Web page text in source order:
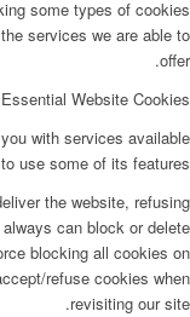
some types of cookies
services we are able to
offer.
Essential Website Cookies
with services available
use some of its features.
the website, refusing
can block or delete
blocking all cookies on
refuse cookies when
revisiting our site.